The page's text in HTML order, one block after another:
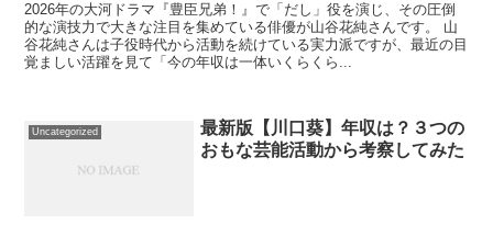
2026年の大河ドラマ『豊臣兄弟！』で「だし」役を演じ、その圧倒
的な演技力で大きな注目を集めている俳優が山谷花純さんです。 山
谷花純さんは子役時代から活動を続けている実力派ですが、最近の目
覚ましい活躍を見て「今の年収は一体いくらくら...
Uncategorized
最新版【川口葵】年収は？３つの
おもな芸能活動から考察してみた